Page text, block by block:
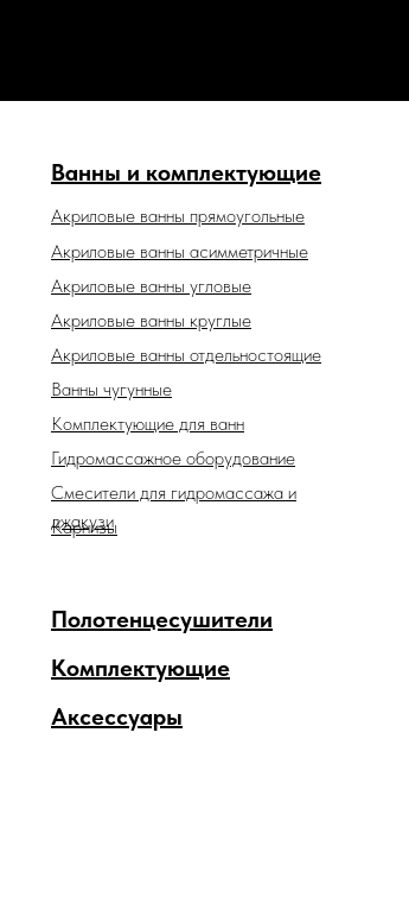
Ванны и комплектующие
Акриловые ванны прямоугольные
Аксессуары
Комплектующие
Акриловые ванны отдельностоящие
Акриловые ванны асимметричные
Акриловые ванны угловые
Акриловые ванны круглые
Ванны чугунные
Комплектующие для ванн
Гидромассажное оборудование
Смесители для гидромассажа и
джакузи
Карнизы
Полотенцесушители